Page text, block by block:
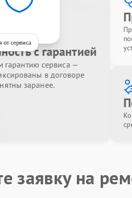
от сервиса
с гарантией
гарантию сервиса —
в договоре
заранее.
заявку на